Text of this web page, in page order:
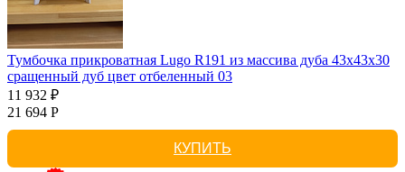
Тумбочка прикроватная Lugo R191 из массива дуба 43х43х30
сращенный дуб цвет отбеленный 03
11 932 ₽
21 694 Р
КУПИТЬ